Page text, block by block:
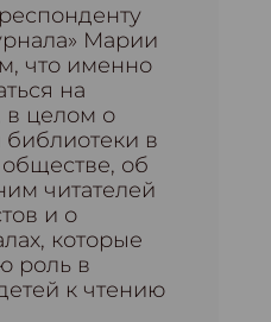
Марии
что именно
на
в целом о
в
об
читателей
и о
которые
роль в
к чтению